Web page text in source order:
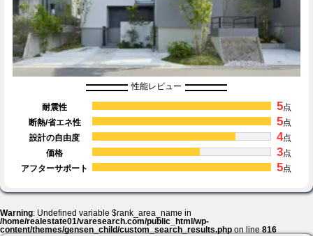
性能レビュー
耐震性 5点
断熱/省エネ性
5点
設計の自由度
4点
価格
3点
アフターサポート
5点
Warning: Undefined variable $rank_area_name in
/home/realestate01/varesearch.com/public_html/wp-
content/themes/gensen_child/custom_search_results.phpon line816